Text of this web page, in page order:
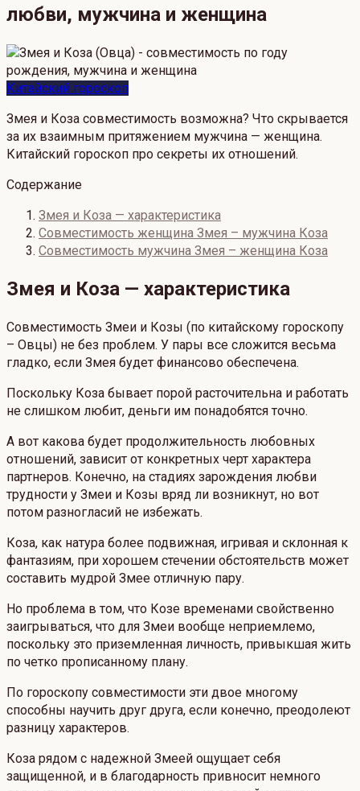
любви, мужчина и женщина
Китайский гороскоп
Змея и Коза совместимость возможна? Что скрывается
за их взаимным притяжением мужчина — женщина.
Китайский гороскоп про секреты их отношений.
Содержание
Змея и Коза — характеристика
Совместимость женщина Змея – мужчина Коза
Совместимость мужчина Змея – женщина Коза
Змея и Коза — характеристика
Совместимость Змеи и Козы (по китайскому гороскопу
– Овцы) не без проблем. У пары все сложится весьма
гладко, если Змея будет финансово обеспечена.
Поскольку Коза бывает порой расточительна и работать
не слишком любит, деньги им понадобятся точно.
А вот какова будет продолжительность любовных
отношений, зависит от конкретных черт характера
партнеров. Конечно, на стадиях зарождения любви
трудности у Змеи и Козы вряд ли возникнут, но вот
потом разногласий не избежать.
Коза, как натура более подвижная, игривая и склонная к
фантазиям, при хорошем стечении обстоятельств может
составить мудрой Змее отличную пару.
Но проблема в том, что Козе временами свойственно
заигрываться, что для Змеи вообще неприемлемо,
поскольку это приземленная личность, привыкшая жить
по четко прописанному плану.
По гороскопу совместимости эти двое многому
способны научить друг друга, если конечно, преодолеют
разницу характеров.
Коза рядом с надежной Змеей ощущает себя
защищенной, и в благодарность привносит немного